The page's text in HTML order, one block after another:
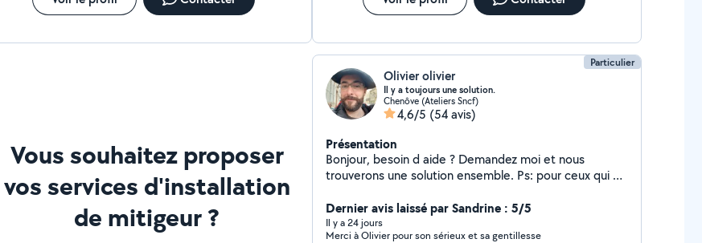
canalisation 24H/24 7J/7 WC / Toilette Douche /
Vous souhaitez proposer
vos services d'installation
de mitigeur ?
Particulier
Olivier olivier
Il y a toujours une solution.
Chenôve (Ateliers Sncf)
4,6/5 (54 avis)
Présentation
Bonjour, besoin d aide ? Demandez moi et nous
trouverons une solution ensemble. Ps: pour ceux qui ne
sur le site je paye mon matériel et je paye l'essence
donc arrêtez de vouloir vos travaux gratuitement.
Dernier avis laissé par Sandrine : 5/5
Il y a 24 jours
Merci à Olivier pour son sérieux et sa gentillesse